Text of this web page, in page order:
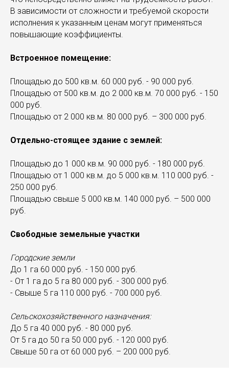
В зависимости от сложности и требуемой скорости
исполнения к указанным ценам могут применяться
повышающие коэффициенты.
Встроенное помещение:
Площадью до 500 кв.м. 60 000 руб. - 90 000 руб.
Площадью от 500 кв.м. до 2 000 кв.м. 70 000 руб. - 150
000 руб.
Площадью от 2 000 кв.м. 80 000 руб. – 300 000 руб.
Отдельно-стоящее здание с землей:
Площадью до 1 000 кв.м. 90 000 руб. - 180 000 руб.
Площадью от 1 000 кв.м. до 5 000 кв.м. 110 000 руб. -
250 000 руб.
Площадью свыше 5 000 кв.м. 140 000 руб. – 500 000
руб.
Свободные земельные участки
Городские земли
До 1 га 60 000 руб. - 150 000 руб.
- От 1 га до 5 га 80 000 руб. - 300 000 руб.
- Свыше 5 га 110 000 руб. - 700 000 руб.
Сельскохозяйственного назначения:
До 5 га 40 000 руб. - 80 000 руб.
От 5 га до 50 га 50 000 руб. - 120 000 руб.
Свыше 50 га от 60 000 руб. – 200 000 руб.